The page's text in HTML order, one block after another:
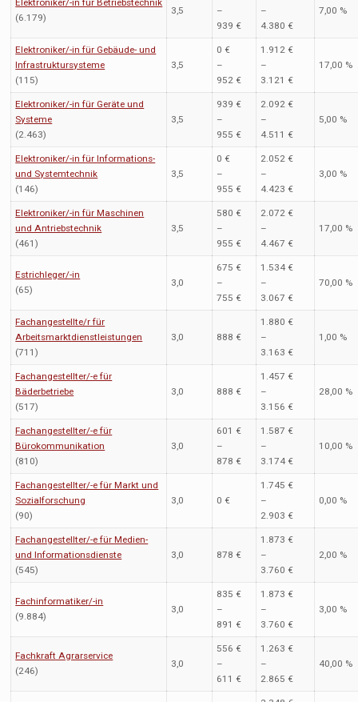
Elektroniker/-in für Betriebstechnik
(6.179)
3,5
–
939 €
–
4.380 €
7,00 %
Elektroniker/-in für Gebäude- und
Infrastruktursysteme
(115)
3,5
0 €
–
952 €
1.912 €
–
3.121 €
17,00 %
Elektroniker/-in für Geräte und
Systeme
(2.463)
3,5
939 €
–
955 €
2.092 €
–
4.511 €
5,00 %
Elektroniker/-in für Informations-
und Systemtechnik
(146)
3,5
0 €
–
955 €
2.052 €
–
4.423 €
3,00 %
Elektroniker/-in für Maschinen
und Antriebstechnik
(461)
3,5
580 €
–
955 €
2.072 €
–
4.467 €
17,00 %
Estrichleger/-in
(65)
3,0
675 €
–
755 €
1.534 €
–
3.067 €
70,00 %
Fachangestellte/r für
Arbeitsmarktdienstleistungen
(711)
3,0 888 €
1.880 €
–
3.163 €
1,00 %
Fachangestellter/-e für
Bäderbetriebe
(517)
3,0 888 €
1.457 €
–
3.156 €
28,00 %
Fachangestellter/-e für
Bürokommunikation
(810)
3,0
601 €
–
878 €
1.587 €
–
3.174 €
10,00 %
Fachangestellter/-e für Markt und
Sozialforschung
(90)
3,0 0 €
1.745 €
–
2.903 €
0,00 %
Fachangestellter/-e für Medien-
und Informationsdienste
(545)
3,0 878 €
1.873 €
–
3.760 €
2,00 %
Fachinformatiker/-in
(9.884)
3,0
835 €
–
891 €
1.873 €
–
3.760 €
3,00 %
Fachkraft Agrarservice
(246)
3,0
556 €
–
611 €
1.263 €
–
2.865 €
40,00 %